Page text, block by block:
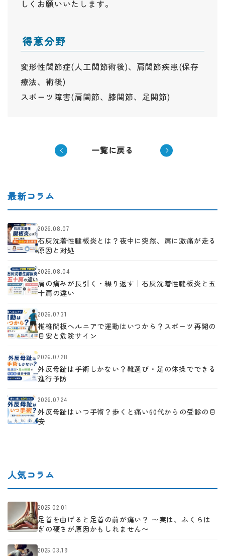
しくお願いいたします。
得意分野
変形性関節症(人工関節術後)、肩関節疾患(保存
療法、術後)
スポーツ障害(肩関節、膝関節、足関節)
一覧に戻る
最新コラム
2026.08.07
石灰沈着性腱板炎とは？夜中に突然、肩に激痛が走る
原因と対処
2026.08.04
肩の痛みが長引く・繰り返す｜石灰沈着性腱板炎と五
十肩の違い
2026.07.31
椎椎間板ヘルニアで運動はいつから？スポーツ再開の
目安と危険サイン
2026.07.28
外反母趾は手術しかない？靴選び・足の体操でできる
進行予防
2026.07.24
外反母趾はいつ手術？歩くと痛い60代からの受診の目
安
人気コラム
2025.02.01
足首を曲げると足首の前が痛い？ 〜実は、ふくらは
ぎの硬さが原因かもしれません〜
2025.03.19